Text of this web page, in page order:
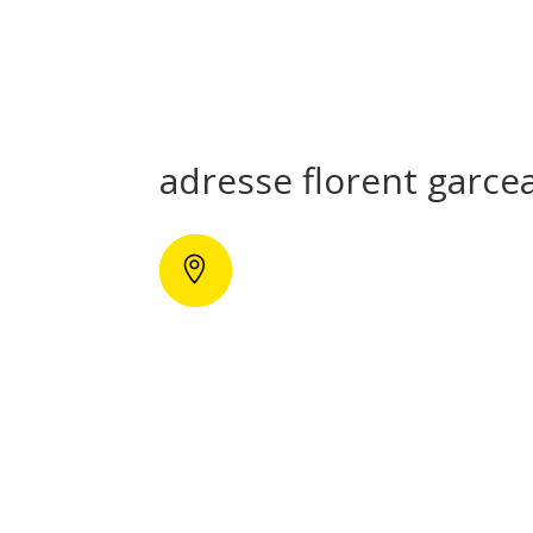
adresse florent